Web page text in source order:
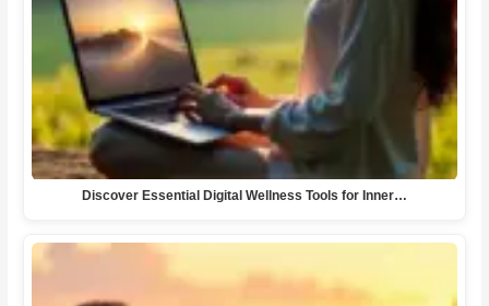
Discover Essential Digital Wellness Tools for Inner…